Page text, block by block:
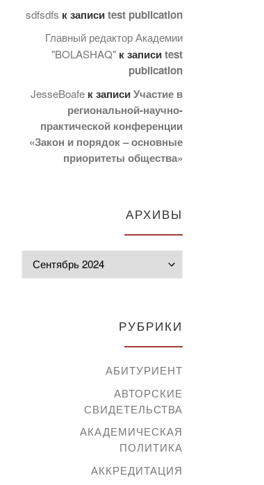
sdfsdfs к записиtest publication
Главный редактор Академии
"BOLASHAQ" к записиtest
publication
JesseBoafe к записиУчастие в
региональной-научно-
практической конференции
«Закон и порядок – основные
приоритеты общества»
АРХИВЫ
РУБРИКИ
АБИТУРИЕНТ
АВТОРСКИЕ
СВИДЕТЕЛЬСТВА
АКАДЕМИЧЕСКАЯ
ПОЛИТИКА
АККРЕДИТАЦИЯ